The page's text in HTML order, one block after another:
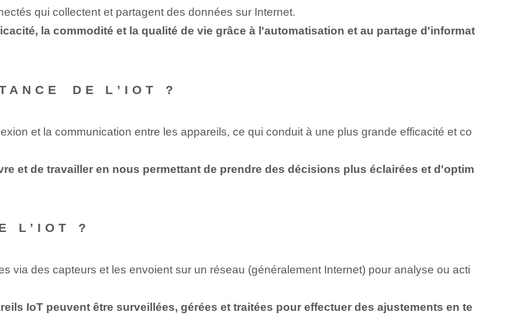
qui collectent et partagent des données sur Internet.
la commodité et la qualité de vie grâce à l'automatisation et au partage d'informat
DE L’IOT ?
et la communication entre les appareils, ce qui conduit à une plus grande efficacité et co
et de travailler en nous permettant de prendre des décisions plus éclairées et d'optim
L’IOT ?
via des capteurs et les envoient sur un réseau (généralement Internet) pour analyse ou acti
IoT peuvent être surveillées, gérées et traitées pour effectuer des ajustements en te